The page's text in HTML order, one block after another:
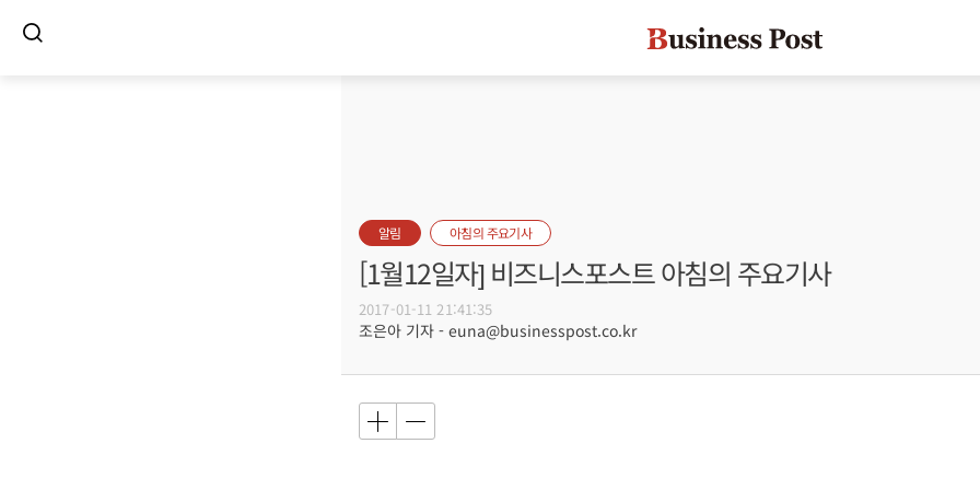
알림 아침의 주요기사
[1월12일자] 비즈니스포스트 아침의 주요기사
2017-01-11 21:41:35
조은아 기자 - euna@businesspost.co.kr